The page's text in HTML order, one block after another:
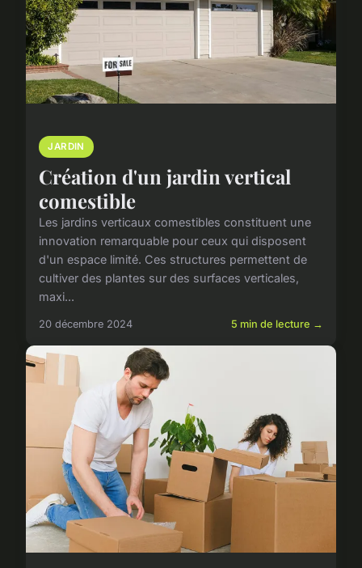
JARDIN
Création d'un jardin vertical
comestible
Les jardins verticaux comestibles constituent une
innovation remarquable pour ceux qui disposent
d'un espace limité. Ces structures permettent de
cultiver des plantes sur des surfaces verticales,
maxi...
20 décembre 2024 5 min de lecture →